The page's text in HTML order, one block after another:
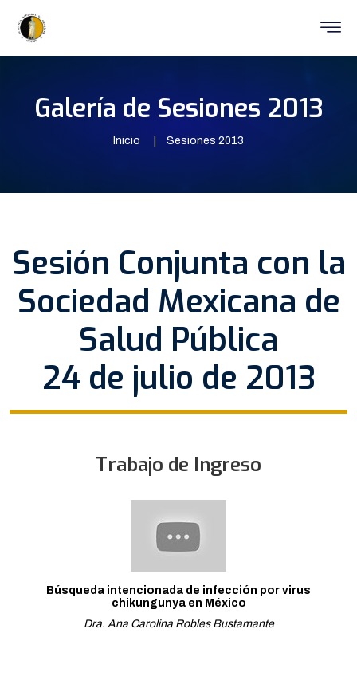
Galería de Sesiones 2013
Inicio Sesiones 2013
Sesión Conjunta con la
Sociedad Mexicana de
Salud Pública
24 de julio de 2013
Trabajo de Ingreso
Búsqueda intencionada de infección por virus
chikungunya en México
Dra. Ana Carolina Robles Bustamante